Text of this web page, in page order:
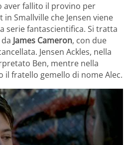
aver fallito il provino per
Smallville che Jensen viene
serie fantascientifica. Si tratta
James Cameron, con due
Jensen Ackles, nella
Ben, mentre nella
fratello gemello di nome Alec.